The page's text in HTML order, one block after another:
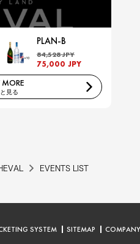
PLAN-B
84,528 JPY
75,000 JPY
見る
EVENTS LIST
SYSTEM SITEMAP COMPANY